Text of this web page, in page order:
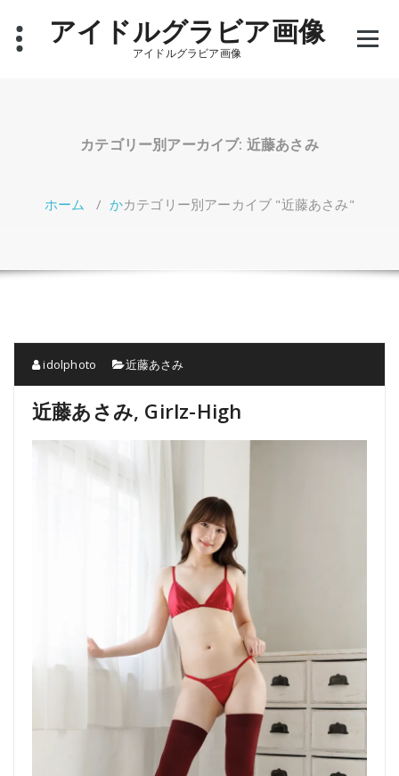
アイドルグラビア画像
アイドルグラビア画像
カテゴリー別アーカイブ: 近藤あさみ
ホーム / かカテゴリー別アーカイブ "近藤あさみ"
idolphoto 近藤あさみ
近藤あさみ, Girlz-High